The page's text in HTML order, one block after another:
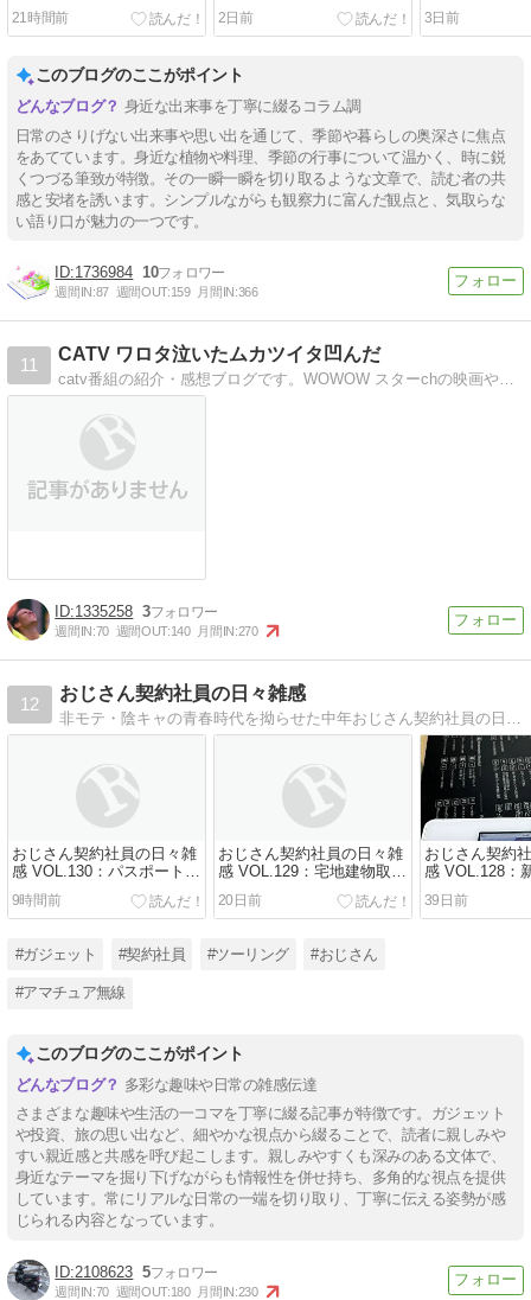
21時間前
2日前
3日前
このブログのここがポイント
身近な出来事を丁寧に綴るコラム調
日常のさりげない出来事や思い出を通じて、季節や暮らしの奥深さに焦点
をあてています。身近な植物や料理、季節の行事について温かく、時に鋭
くつづる筆致が特徴。その一瞬一瞬を切り取るような文章で、読む者の共
感と安堵を誘います。シンプルながらも観察力に富んだ観点と、気取らな
い語り口が魅力の一つです。
1736984 10
週間IN:87 週間OUT:159 月間IN:366
11
CATV ワロタ泣いたムカツイタ凹んだ
catv番組の紹介・感想ブログです。WOWOW スターchの映画やスポーツ番組を見まくってます！
1335258 3
週間IN:70 週間OUT:140 月間IN:270
12
おじさん契約社員の日々雑感
非モテ・陰キャの青春時代を拗らせた中年おじさん契約社員の日々の感じたことを思うがまま書きます。
おじさん契約社員の日々雑
感 VOL.130：パスポートの
更新について１
9時間前
おじさん契約社員の日々雑
感 VOL.129：宅地建物取引
士試験の出願しました
20日前
おじさん契約
感 VOL.128：
ービスを契約
39日前
#ガジェット #契約社員 #ツーリング #おじさん
#アマチュア無線
このブログのここがポイント
多彩な趣味や日常の雑感伝達
さまざまな趣味や生活の一コマを丁寧に綴る記事が特徴です。ガジェット
や投資、旅の思い出など、細やかな視点から綴ることで、読者に親しみや
すい親近感と共感を呼び起こします。親しみやすくも深みのある文体で、
身近なテーマを掘り下げながらも情報性を併せ持ち、多角的な視点を提供
しています。常にリアルな日常の一端を切り取り、丁寧に伝える姿勢が感
じられる内容となっています。
2108623 5
週間IN:70 週間OUT:180 月間IN:230